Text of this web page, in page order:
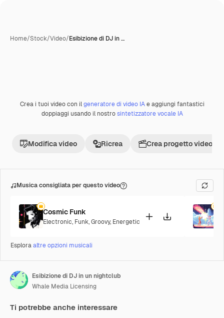
Home/Stock/Video/Esibizione di DJ in …
PremiumCreata con IA
Crea i tuoi video con ilgeneratore di video IAe aggiungi fantastici
doppiaggi usando il nostrosintetizzatore vocale IA
Modifica video Ricrea Crea progetto video
Musica consigliata per questo video
Cosmic Funk
Electronic, Funk,Groovy, Energetic
Esploraaltre opzioni musicali
Esibizione di DJ in un nightclub
Whale Media Licensing
Ti potrebbe anche interessare